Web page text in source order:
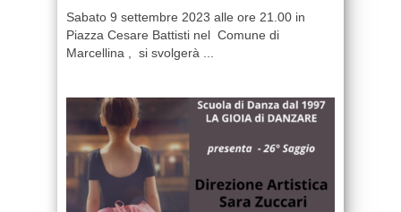
Sabato 9 settembre 2023 alle ore 21.00 in
Piazza Cesare Battisti nel Comune di
Marcellina , si svolgerà ...